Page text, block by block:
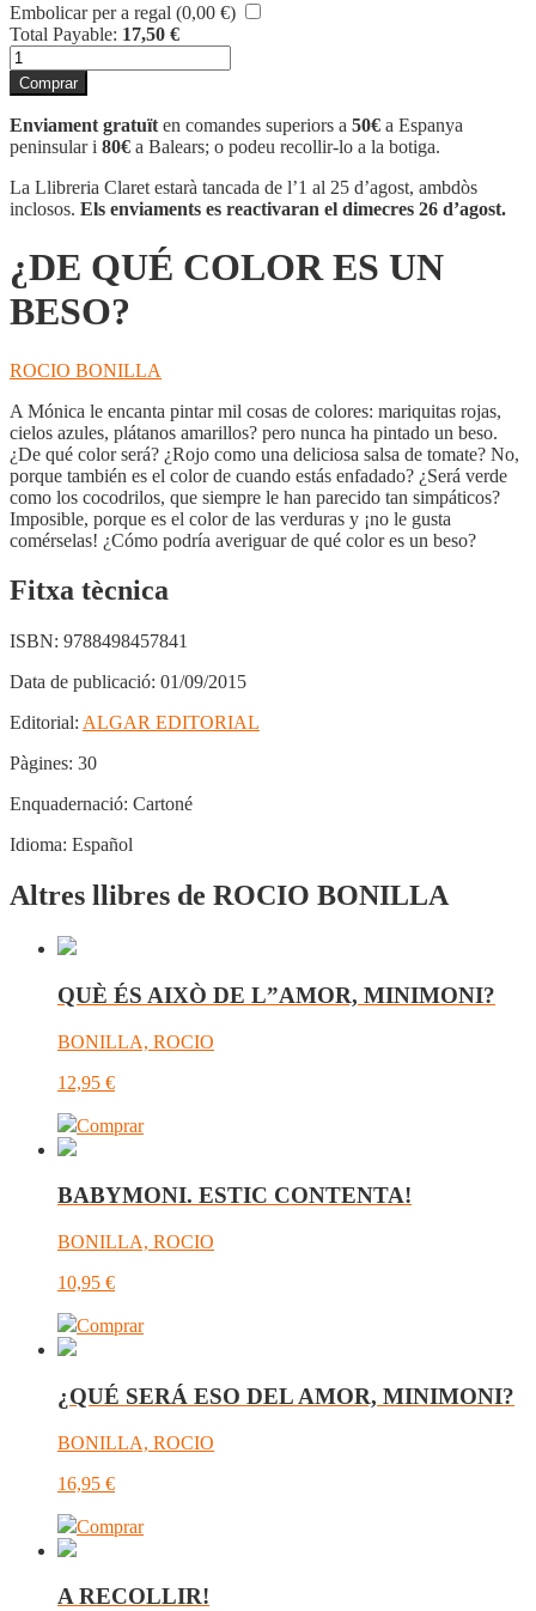
Embolicar per a regal (0,00 €)
Total Payable: 17,50 €
quantitat
de
¿DE
QUÉ
COLOR
ES
UN
BESO?
Comprar
Enviament gratuït en comandes superiors a 50€ a Espanya
peninsular i 80€ a Balears; o podeu recollir-lo a la botiga.
La Llibreria Claret estarà tancada de l’1 al 25 d’agost, ambdòs
inclosos. Els enviaments es reactivaran el dimecres 26 d’agost.
¿DE QUÉ COLOR ES UN
BESO?
ROCIO BONILLA
A Mónica le encanta pintar mil cosas de colores: mariquitas rojas,
cielos azules, plátanos amarillos? pero nunca ha pintado un beso.
¿De qué color será? ¿Rojo como una deliciosa salsa de tomate? No,
porque también es el color de cuando estás enfadado? ¿Será verde
como los cocodrilos, que siempre le han parecido tan simpáticos?
Imposible, porque es el color de las verduras y ¡no le gusta
comérselas! ¿Cómo podría averiguar de qué color es un beso?
Fitxa tècnica
ISBN: 9788498457841
Data de publicació: 01/09/2015
Editorial: ALGAR EDITORIAL
Pàgines: 30
Enquadernació: Cartoné
Idioma: Español
Altres llibres de ROCIO BONILLA
QUÈ ÉS AIXÒ DE L”AMOR, MINIMONI?
BONILLA, ROCIO
12,95 €
Comprar
BABYMONI. ESTIC CONTENTA!
BONILLA, ROCIO
10,95 €
Comprar
¿QUÉ SERÁ ESO DEL AMOR, MINIMONI?
BONILLA, ROCIO
16,95 €
Comprar
A RECOLLIR!